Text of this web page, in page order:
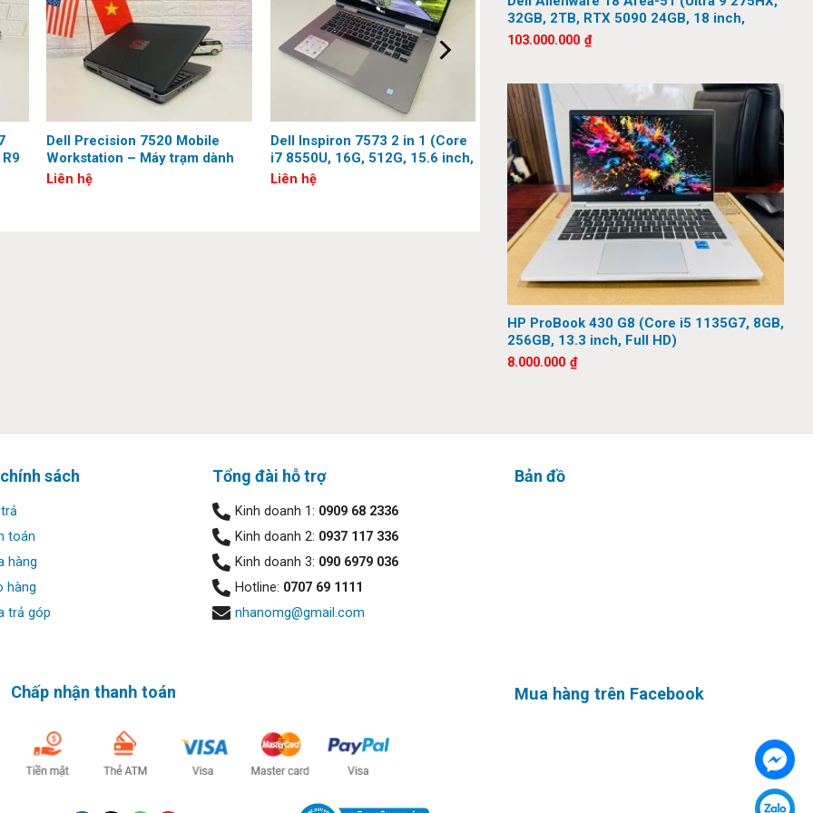
Threads, 12MB Cache, 3.90 GHz up to 5.20 GHz)
WLAN
Latitude 5440 (2023):
làm việc không mệt mỏi cả ngày
nhiều nơi hơn và bảo mật phần cứng tích hợp bổ sung với Intel vPro,
Thời gian phản hồi nhanh và hiệu suất được cải thiện với bộ nhớ
giúp thiết bị của bạn mát mẻ và yên tĩnh. Pin thế hệ tiếp theo với
và sạc nhanh hơn khi bạn cần tăng năng lượng. Sạc nâng cao ngăn sạc
Dell Precision 7520 Mobile
Workstation – Máy trạm dành
cho Kỹ sư & Kiến trúc sư
Liên hệ
Dell Inspiron 7573 2 in 1 (Core
i7 8550U, 16G, 512G, 15.6 inch,
FHD, Touch)
Liên hệ
32GB, 2TB, RTX 5090 24GB, 18 inch,
QHD+, 300Hz)
103.000.000 ₫
HP ProBook 430 G8 (Core i5 1135G7, 8GB,
256GB, 13.3 inch, Full HD)
8.000.000 ₫
sách
toán
hàng
hàng
trả góp
Tổng đài hỗ trợ
Kinh doanh 1: 0909 68 2336
Kinh doanh 2: 0937 117 336
Kinh doanh 3: 090 6979 036
Hotline: 0707 69 1111
nhanomg@gmail.com
Bản đồ
Chấp nhận thanh toán Mua hàng trên Facebook